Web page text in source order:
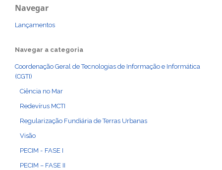
Navegar
Lançamentos
Navegar a categoria
Coordenação Geral de Tecnologias de Informação e Informática
(CGTI)
Ciência no Mar
Redevírus MCTI
Regularização Fundiária de Terras Urbanas
Visão
PECIM - FASE I
PECIM – FASE II